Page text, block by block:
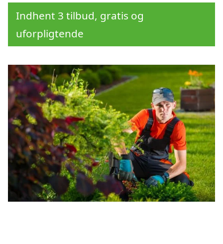
Indhent 3 tilbud, gratis og
uforpligtende